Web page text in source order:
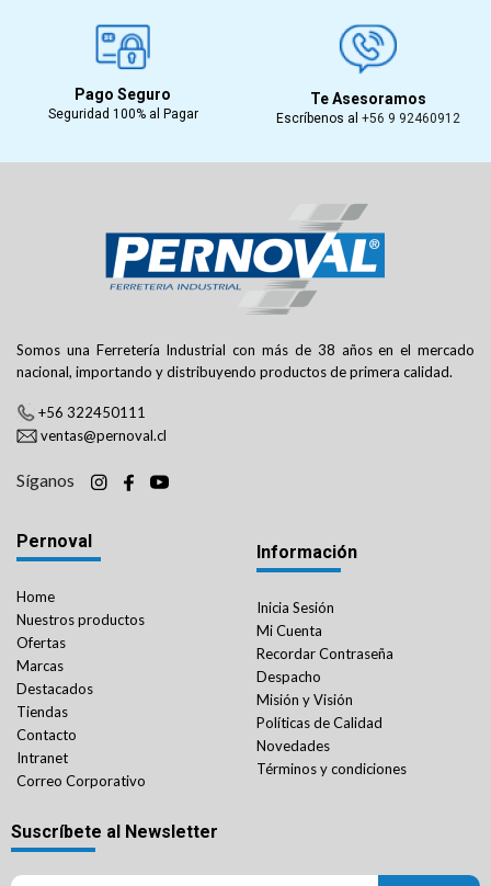
Pago Seguro
Seguridad 100% al Pagar
Te Asesoramos
Escríbenos al +56 9 92460912
Somos una Ferretería Industrial con más de 38 años en el mercado
nacional, importando y distribuyendo productos de primera calidad.
+56 322450111
ventas@pernoval.cl
Síganos
Pernoval
Home
Nuestros productos
Ofertas
Marcas
Destacados
Tiendas
Contacto
Intranet
Correo Corporativo
Información
Inicia Sesión
Mi Cuenta
Recordar Contraseña
Despacho
Misión y Visión
Políticas de Calidad
Novedades
Términos y condiciones
Suscríbete al Newsletter